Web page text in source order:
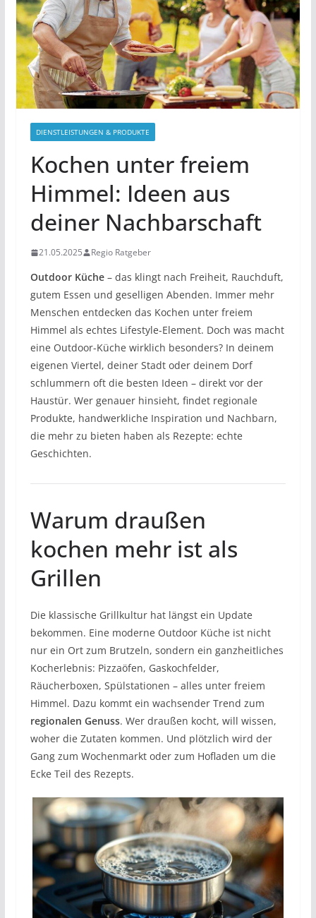
DIENSTLEISTUNGEN & PRODUKTE
Kochen unter freiem
Himmel: Ideen aus
deiner Nachbarschaft
21.05.2025 Regio Ratgeber
Outdoor Küche– das klingt nach Freiheit, Rauchduft,
gutem Essen und geselligen Abenden. Immer mehr
Menschen entdecken das Kochen unter freiem
Himmel als echtes Lifestyle-Element. Doch was macht
eine Outdoor-Küche wirklich besonders? In deinem
eigenen Viertel, deiner Stadt oder deinem Dorf
schlummern oft die besten Ideen – direkt vor der
Haustür. Wer genauer hinsieht, findet regionale
Produkte, handwerkliche Inspiration und Nachbarn,
die mehr zu bieten haben als Rezepte: echte
Geschichten.
Warum draußen
kochen mehr ist als
Grillen
Die klassische Grillkultur hat längst ein Update
bekommen. Eine moderne Outdoor Küche ist nicht
nur ein Ort zum Brutzeln, sondern ein ganzheitliches
Kocherlebnis: Pizzaöfen, Gaskochfelder,
Räucherboxen, Spülstationen – alles unter freiem
Himmel. Dazu kommt ein wachsender Trend zum
regionalen Genuss. Wer draußen kocht, will wissen,
woher die Zutaten kommen. Und plötzlich wird der
Gang zum Wochenmarkt oder zum Hofladen um die
Ecke Teil des Rezepts.